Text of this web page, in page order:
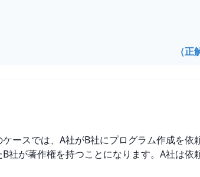
（正
ースでは、A社がB社にプログラム作成を依
社が著作権を持つことになります。A社は依